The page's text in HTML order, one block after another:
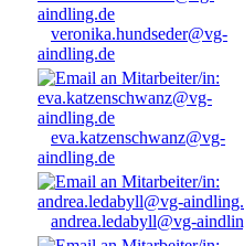
veronika.hundseder@vg-
aindling.de
eva.katzenschwanz@vg-
aindling.de
andrea.ledabyll@vg-